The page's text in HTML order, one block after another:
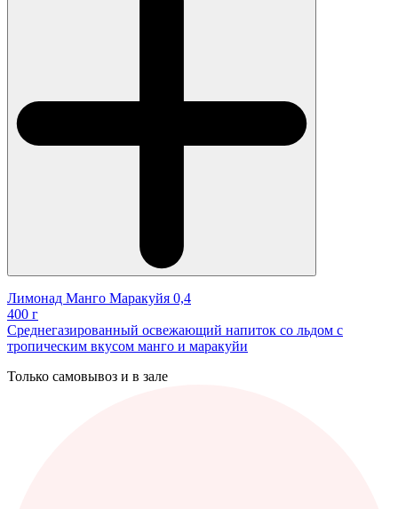
Лимонад Манго Маракуйя 0,4
400 г
Среднегазированный освежающий напиток со льдом с
тропическим вкусом манго и маракуйи
Только самовывоз и в зале